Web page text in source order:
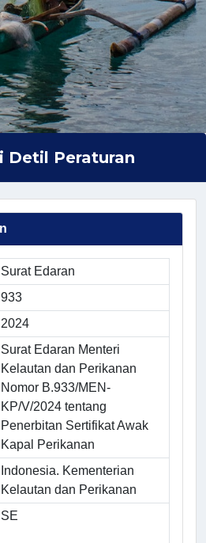
Detil Peraturan
Surat Edaran
933
2024
Surat Edaran Menteri
Kelautan dan Perikanan
Nomor B.933/MEN-
KP/V/2024 tentang
Penerbitan Sertifikat Awak
Kapal Perikanan
Indonesia. Kementerian
Kelautan dan Perikanan
SE